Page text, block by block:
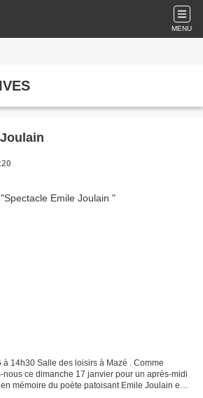
MENU
14h30 Salle des loisirs à Mazé . Comme
ce dimanche 17 janvier pour un après-midi
mémoire du poète patoisant Emile Joulain est